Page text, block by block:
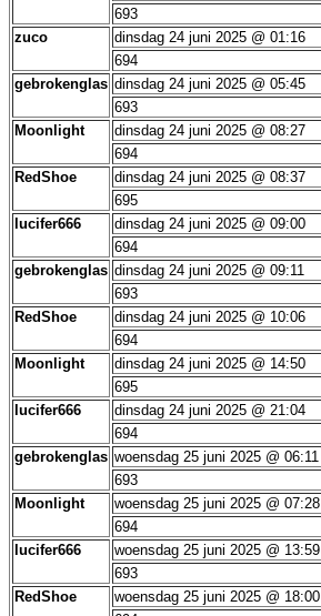
693
zuco
dinsdag 24 juni 2025 @ 01:16
694
gebrokenglas dinsdag 24 juni 2025 @ 05:45
693
Moonlight
dinsdag 24 juni 2025 @ 08:27
694
RedShoe
dinsdag 24 juni 2025 @ 08:37
695
lucifer666
dinsdag 24 juni 2025 @ 09:00
694
gebrokenglas dinsdag 24 juni 2025 @ 09:11
693
RedShoe
dinsdag 24 juni 2025 @ 10:06
694
Moonlight
dinsdag 24 juni 2025 @ 14:50
695
lucifer666
dinsdag 24 juni 2025 @ 21:04
694
gebrokenglas woensdag 25 juni 2025 @ 06:11
693
Moonlight
woensdag 25 juni 2025 @ 07:28
694
lucifer666
woensdag 25 juni 2025 @ 13:59
693
RedShoe
woensdag 25 juni 2025 @ 18:00